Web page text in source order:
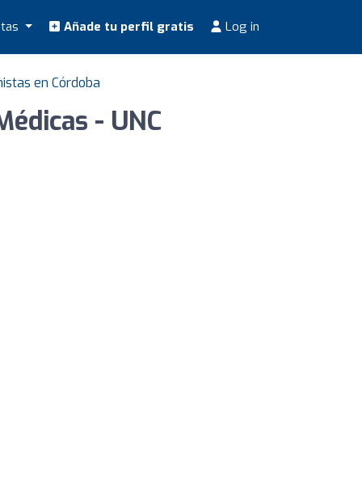
Añade tu perfil gratis Log in
en Córdoba
- UNC